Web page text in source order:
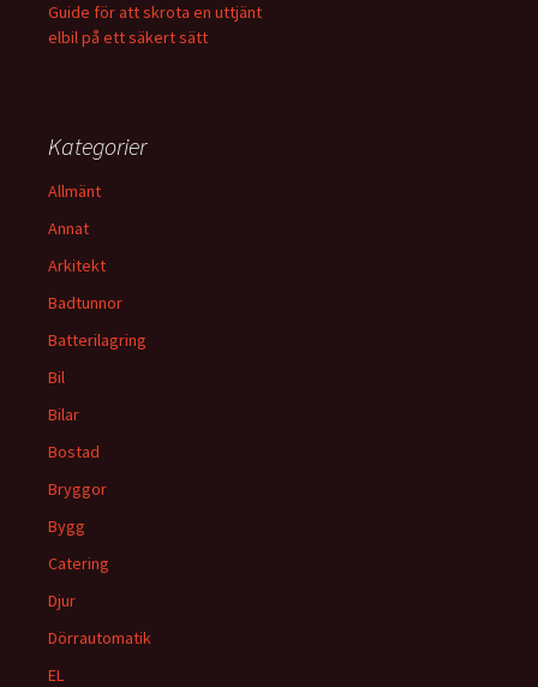
Guide för att skrota en uttjänt
elbil på ett säkert sätt
Kategorier
Allmänt
Annat
Arkitekt
Badtunnor
Batterilagring
Bil
Bilar
Bostad
Bryggor
Bygg
Catering
Djur
Dörrautomatik
EL